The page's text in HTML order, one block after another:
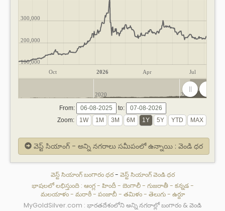
Oct 2026 Apr Jul
100,000
200,000
300,000
2020 2025
From:
to:
Zoom:
వెస్ట్ సియాంగ్ - అన్ని నగరాలు సమీపంలో ఉన్నాయి : వెండి ధర
వెస్ట్ సియాంగ్ బంగారం ధర- వెస్ట్ సియాంగ్ వెండి ధర
భాషలలో లభిస్తుంది : ఆంగ్ల- హిందీ- బెంగాలీ- గుజరాతీ- కన్నడ-
మలయాళం- మరాఠీ- పంజాబీ- తమిళం- తెలుగు- ఉర్దూ
MyGoldSilver.com : భారతదేశంలోని అన్ని నగరాల్లో బంగారం & వెండి